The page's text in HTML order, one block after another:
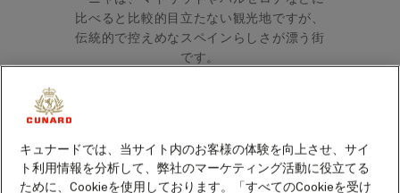
比べると比較的目立たない観光地ですが、
伝統的で控えめなスペインらしさが漂う街
です。
ったり、ドラマチックな海岸線を背景に乾
杯したり、目を見張るような建物が点在す
る歴史ある通りを散策したりといった楽し
キュナードでは、当サイト内のお客様の体験を向上させ、サイ
ト利用情報を分析して、弊社のマーケティング活動に役立てる
ために、Cookieを使用しております。「すべてのCookieを受け